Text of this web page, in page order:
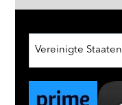
Vereinigte Staaten